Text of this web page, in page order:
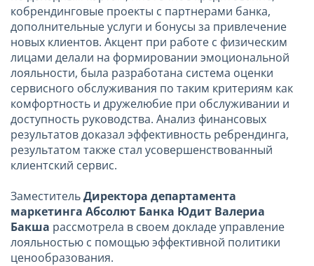
кобрендинговые проекты с партнерами банка,
дополнительные услуги и бонусы за привлечение
новых клиентов. Акцент при работе с физическим
лицами делали на формировании эмоциональной
лояльности, была разработана система оценки
сервисного обслуживания по таким критериям как
комфортность и дружелюбие при обслуживании и
доступность руководства. Анализ финансовых
результатов доказал эффективность ребрендинга,
результатом также стал усовершенствованный
клиентский сервис.
ЗаместительДиректора департамента
маркетинга Абсолют Банка Юдит Валериа
Бакша рассмотрела в своем докладе управление
лояльностью с помощью эффективной политики
ценообразования.